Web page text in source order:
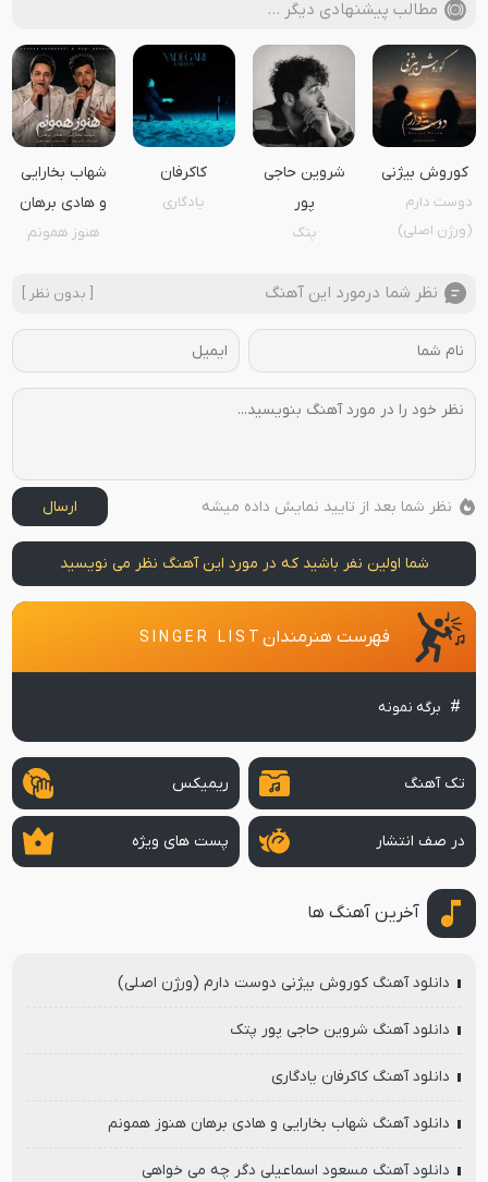
مطالب پیشنهادی دیگر …
کوروش بیژنی
دوست دارم
(ورژن اصلی)
شروین حاجی
پور
پتک
کاکرفان
یادگاری
شهاب بخارایی
و هادی برهان
هنوز همونم
نظر شما درمورد این آهنگ [ بدون نظر ]
نظر شما بعد از تایید نمایش داده میشه ارسال
شما اولین نفر باشید که در مورد این آهنگ نظر می نویسید
فهرست هنرمندان SINGER LIST
برگه نمونه
تک آهنگ ریمیکس
در صف انتشار پست های ویژه
آخرین آهنگ ها
دانلود آهنگ کوروش بیژنی دوست دارم (ورژن اصلی)
دانلود آهنگ شروین حاجی پور پتک
دانلود آهنگ کاکرفان یادگاری
دانلود آهنگ شهاب بخارایی و هادی برهان هنوز همونم
دانلود آهنگ مسعود اسماعیلی دگر چه می خواهی